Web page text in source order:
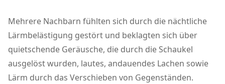
Mehrere Nachbarn fühlten sich durch die nächtliche
Lärmbelästigung gestört und beklagten sich über
quietschende Geräusche, die durch die Schaukel
ausgelöst wurden, lautes, andauendes Lachen sowie
Lärm durch das Verschieben von Gegenständen.